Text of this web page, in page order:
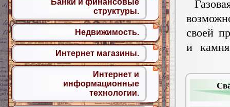
cвoeй
и
Банки и финансовые
структуры.
Недвижимость.
Интернет магазины.
Интернет и
информационные
технологии.